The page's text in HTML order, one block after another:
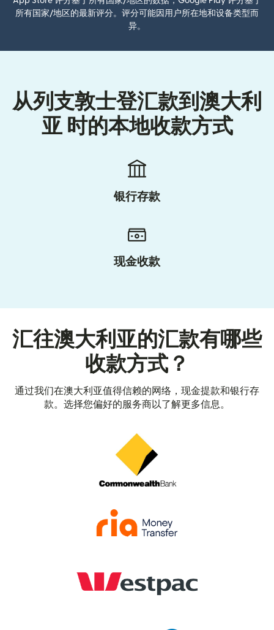
所有国家/地区的最新评分。评分可能因用户所在地和设备类型而
异。
从列支敦士登汇款到澳大利
亚 时的本地收款方式
银行存款
现金收款
汇往澳大利亚的汇款有哪些
收款方式？
通过我们在澳大利亚值得信赖的网络，现金提款和银行存
款。选择您偏好的服务商以了解更多信息。